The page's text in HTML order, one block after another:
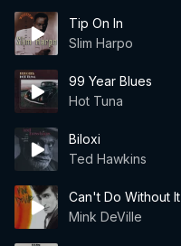
Tip On In
Slim Harpo
99 Year Blues
Hot Tuna
Biloxi
Ted Hawkins
Can't Do Without It
Mink DeVille